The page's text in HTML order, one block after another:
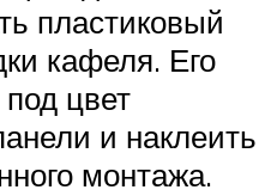
пластиковый
кафеля. Его
цвет
и наклеить
монтажа.